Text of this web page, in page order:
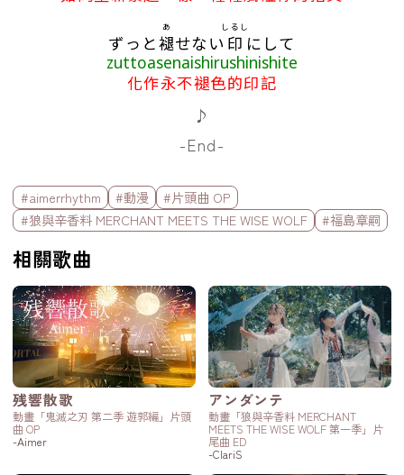
ずっと褪
あ
せない 印
しるし
にして
zuttoasenaishirushinishite
化作永不褪色的印記
♪
-End-
標籤欄
#aimerrhythm #動漫
#片頭曲 OP
#狼與辛香料 MERCHANT MEETS THE WISE WOLF
#福島章嗣
相關歌曲
残響散歌
動畫「鬼滅之刃 第二季 遊郭編」片頭
曲 OP
-Aimer
アンダンテ
動畫「狼與辛香料 MERCHANT
MEETS THE WISE WOLF 第一季」片
尾曲 ED
-ClariS